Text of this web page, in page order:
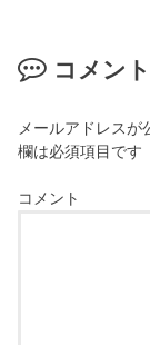
コメン
メールアドレスが
欄は必須項目です
コメント